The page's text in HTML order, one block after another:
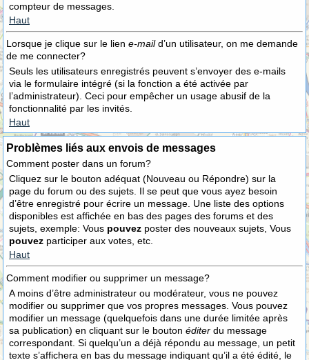
compteur de messages.
Haut
Lorsque je clique sur le lien e-maild’un utilisateur, on me demande
de me connecter?
Seuls les utilisateurs enregistrés peuvent s’envoyer des e-mails
via le formulaire intégré (si la fonction a été activée par
l’administrateur). Ceci pour empêcher un usage abusif de la
fonctionnalité par les invités.
Haut
Problèmes liés aux envois de messages
Comment poster dans un forum?
Cliquez sur le bouton adéquat (Nouveau ou Répondre) sur la
page du forum ou des sujets. Il se peut que vous ayez besoin
d’être enregistré pour écrire un message. Une liste des options
disponibles est affichée en bas des pages des forums et des
sujets, exemple: Vous pouvez poster des nouveaux sujets, Vous
pouvez participer aux votes, etc.
Haut
Comment modifier ou supprimer un message?
A moins d’être administrateur ou modérateur, vous ne pouvez
modifier ou supprimer que vos propres messages. Vous pouvez
modifier un message (quelquefois dans une durée limitée après
sa publication) en cliquant sur le bouton éditer du message
correspondant. Si quelqu’un a déjà répondu au message, un petit
texte s’affichera en bas du message indiquant qu’il a été édité, le